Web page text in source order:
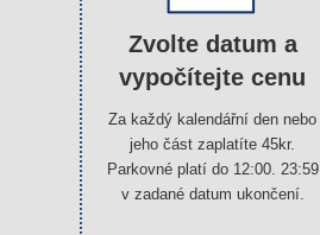
Zvolte datum a
vypočítejte cenu
Za každý kalendářní den nebo
jeho část zaplatíte 45kr.
Parkovné platí do 12:00. 23:59
v zadané datum ukončení.